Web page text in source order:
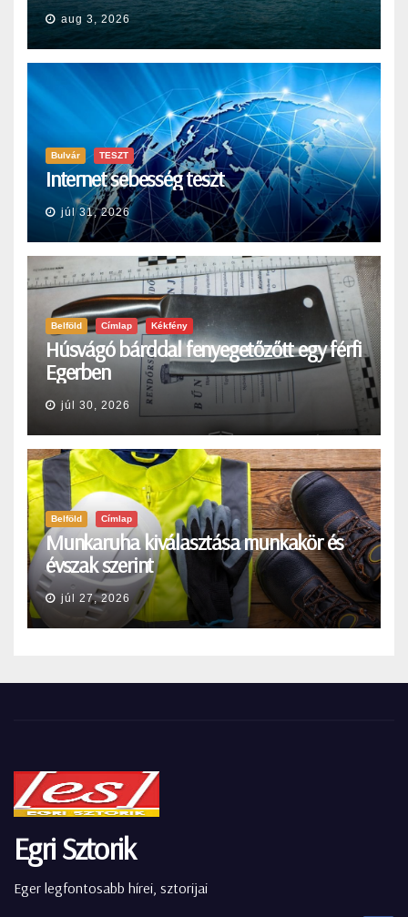
aug 3, 2026
Bulvár TESZT
Internet sebesség teszt
júl 31, 2026
Belföld Címlap Kékfény
Húsvágó bárddal fenyegetőzőtt egy férfi
Egerben
júl 30, 2026
Belföld Címlap
Munkaruha kiválasztása munkakör és
évszak szerint
júl 27, 2026
Egri Sztorik
Eger legfontosabb hírei, sztorijai